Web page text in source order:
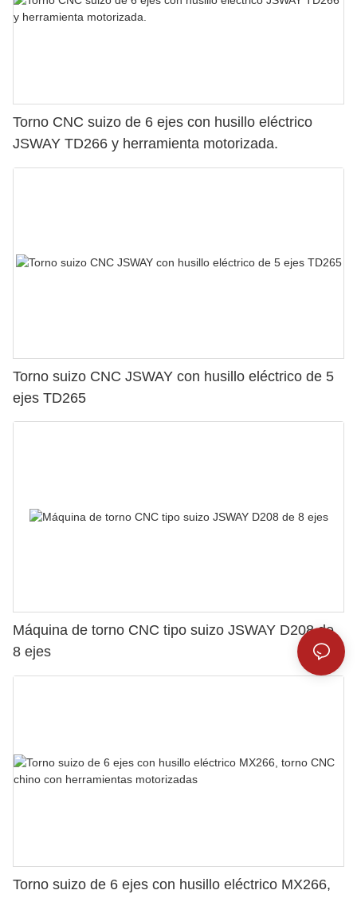
Torno CNC suizo de 6 ejes con husillo eléctrico
JSWAY TD266 y herramienta motorizada.
Torno suizo CNC JSWAY con husillo eléctrico de 5
ejes TD265
Máquina de torno CNC tipo suizo JSWAY D208 de
8 ejes
Torno suizo de 6 ejes con husillo eléctrico MX266,